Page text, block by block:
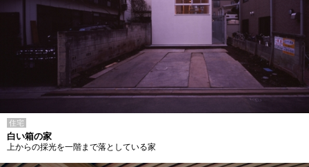
住宅
白い箱の家
上からの採光を一階まで落としている家